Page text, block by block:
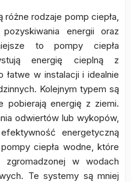
rodzaje pomp ciepła,
energii oraz
to pompy ciepła
energię cieplną z
łatwe w instalacji i idealnie
Kolejnym typem są
pobierają energię z ziemi.
odwiertów lub wykopów,
energetyczną
ciepła wodne, które
w wodach
Te systemy są mniej